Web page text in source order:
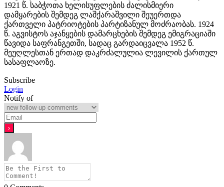
1921 წ. საბჭოთა ხელისუფლების ძალისმიერი
დამყარების შემდეგ ლაშქარაშვილი შეუერთდა
ქართველი პატრიოტების პარტიზანულ მოძრაობას. 1924
წ. აგვისტოს აჯანყების დამარცხების შემდეგ ემიგრაციაში
წავიდა საფრანგეთში, სადაც გარდაიცვალა 1952 წ.
მეუღლესთან ერთად დაკრძალულია ლევილის ქართულ
სასაფლაოზე.
Subscribe
Login
Notify of